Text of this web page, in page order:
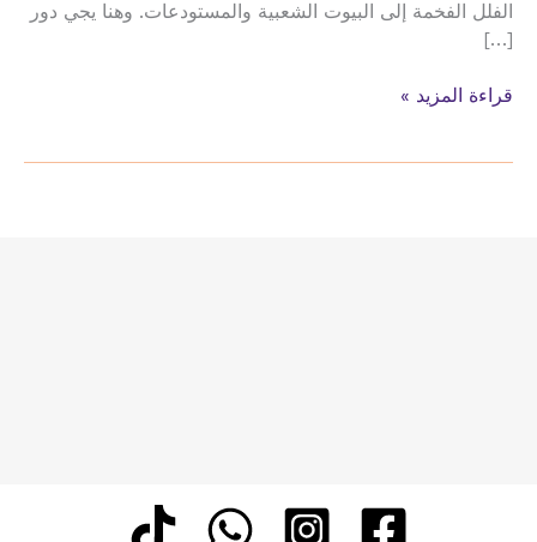
الفلل الفخمة إلى البيوت الشعبية والمستودعات. وهنا يجي دور
[…]
تركيب
قراءة المزيد »